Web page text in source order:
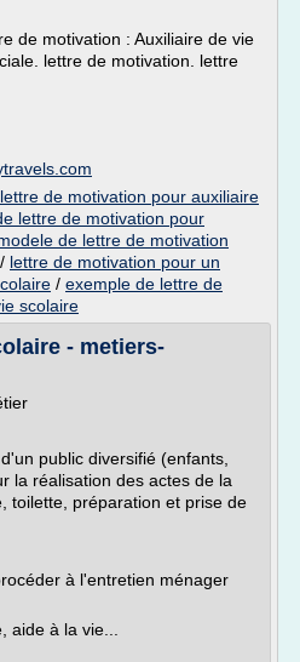
de motivation : Auxiliaire de vie
lettre de motivation. lettre
de motivation pour auxiliaire
lettre de motivation pour
de lettre de motivation
/ lettre de motivation pour un
/ exemple de lettre de
scolaire
- metiers-
public diversifié (enfants,
la réalisation des actes de la
toilette, préparation et prise de
à l'entretien ménager
aide à la vie...